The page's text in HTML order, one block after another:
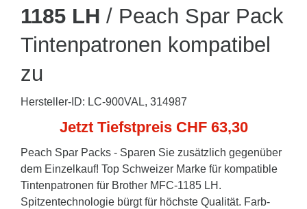
1185 LH / Peach Spar Pack
Tintenpatronen kompatibel
zu
Hersteller-ID: LC-900VAL, 314987
Jetzt Tiefstpreis CHF 63,30
Peach Spar Packs - Sparen Sie zusätzlich gegenüber
dem Einzelkauf! Top Schweizer Marke für kompatible
Tintenpatronen für Brother MFC-1185 LH.
Spitzentechnologie bürgt für höchste Qualität. Farb-